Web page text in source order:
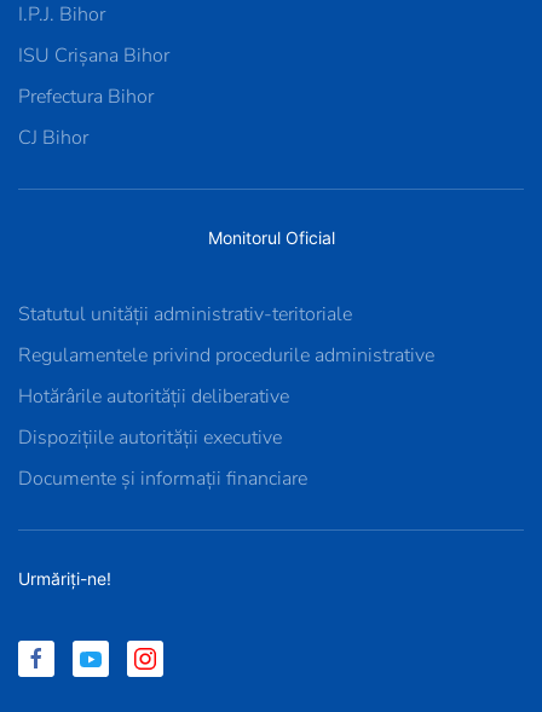
I.P.J. Bihor
ISU Crișana Bihor
Prefectura Bihor
CJ Bihor
Monitorul Oficial
Statutul unității administrativ-teritoriale
Regulamentele privind procedurile administrative
Hotărârile autorității deliberative
Dispozițiile autorității executive
Documente și informații financiare
Urmăriți-ne!